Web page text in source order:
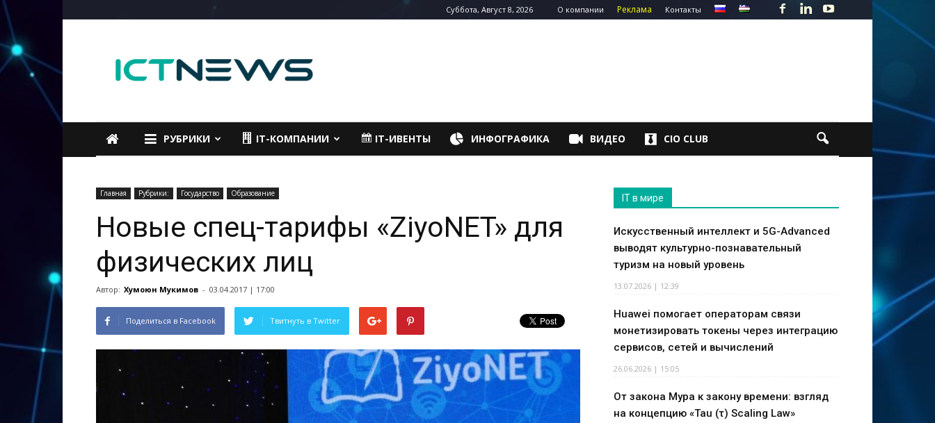
Суббота, Август 8, 2026 О компании Реклама Контакты
РУБРИКИ IT-КОМПАНИИ IT-ИВЕНТЫ ИНФОГРАФИКА ВИДЕО CIO CLUB
Главная Рубрики: Государство Образование
Новые спец-тарифы «ZiyoNET» для
физических лиц
Автор: Хумоюн Мукимов - 03.04.2017 | 17:00
Поделиться в Facebook Твитнуть в Twitter
IT в мире
Искусственный интеллект и 5G-Advanced
выводят культурно-познавательный
туризм на новый уровень
13.07.2026 | 12:39
Huawei помогает операторам связи
монетизировать токены через интеграцию
сервисов, сетей и вычислений
26.06.2026 | 15:05
От закона Мура к закону времени: взгляд
на концепцию «Tau (τ) Scaling Law»